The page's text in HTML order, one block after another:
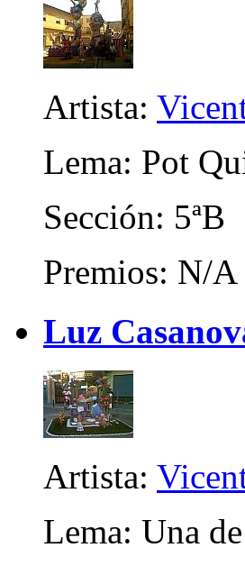
Artista:
Lema: Pot
Sección: 5ªB
Premios: N/A
Luz
Artista:
Lema: Una